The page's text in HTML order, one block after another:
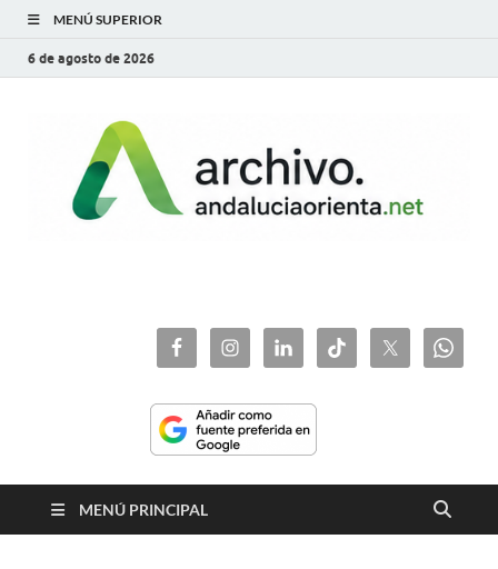
MENÚ SUPERIOR
6 de agosto de 2026
MENÚ PRINCIPAL